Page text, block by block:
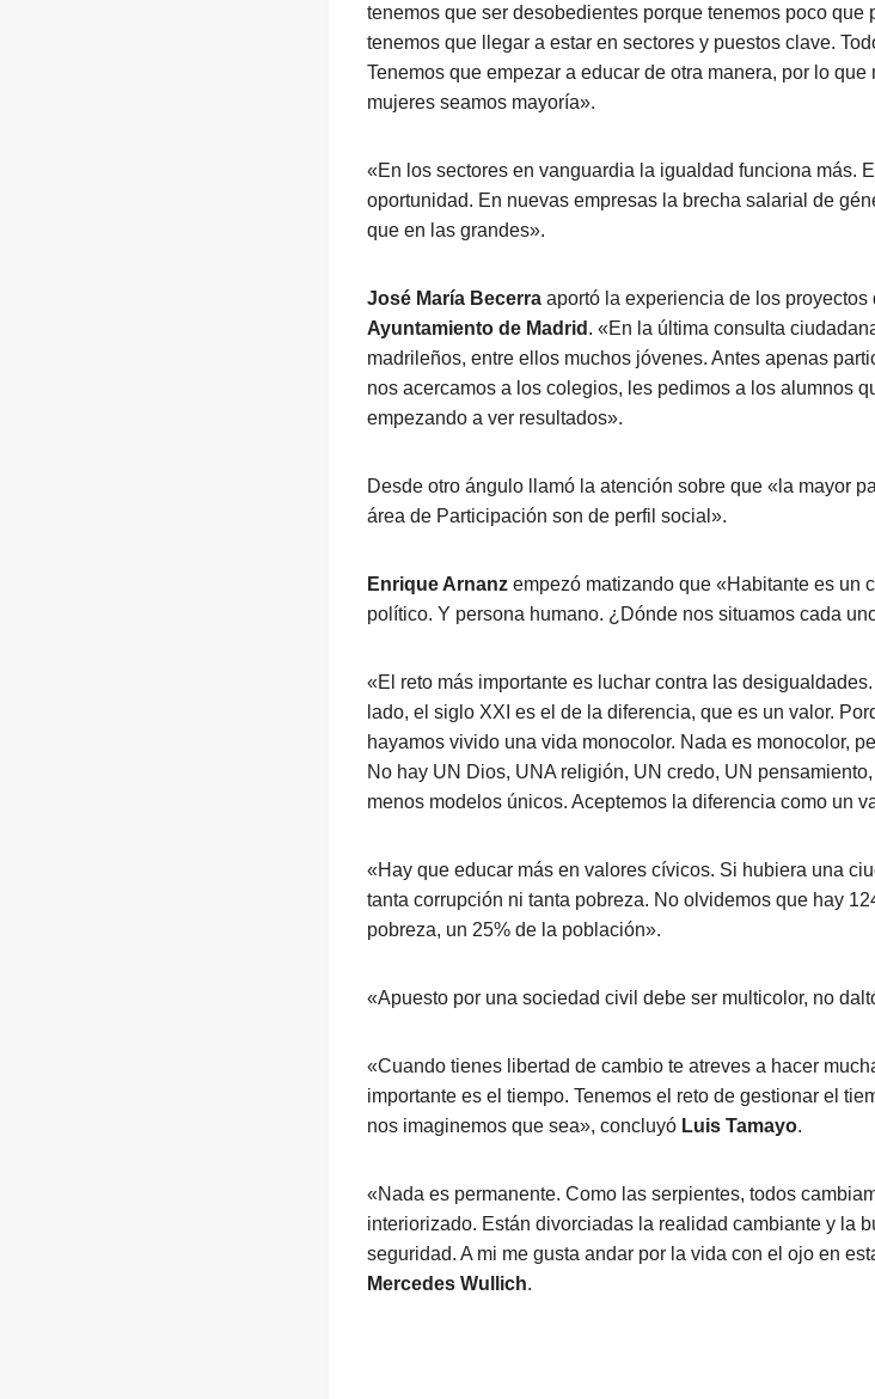
tenemos que ser desobedientes porque tenemos poco que
tenemos que llegar a estar en sectores y puestos clave.
Tenemos que empezar a educar de otra manera, por lo
mujeres seamos mayoría».
«En los sectores en vanguardia la igualdad funciona más.
oportunidad. En nuevas empresas la brecha salarial de
que en las grandes».
José María Becerra aportó la experiencia de los
Ayuntamiento de Madrid . «En la última consulta
madrileños, entre ellos muchos jóvenes. Antes apenas
nos acercamos a los colegios, les pedimos a los alumnos
empezando a ver resultados».
Desde otro ángulo llamó la atención sobre que «la mayor
área de Participación son de perfil social».
Enrique Arnanz empezó matizando que «Habitante es un
político. Y persona humano. ¿Dónde nos situamos cada
«El reto más importante es luchar contra las
lado, el siglo XXI es el de la diferencia, que es un valor.
hayamos vivido una vida monocolor. Nada es monocolor,
No hay UN Dios, UNA religión, UN credo, UN
menos modelos únicos. Aceptemos la diferencia como un
«Hay que educar más en valores cívicos. Si hubiera una
tanta corrupción ni tanta pobreza. No olvidemos que hay
pobreza, un 25% de la población».
«Apuesto por una sociedad civil debe ser multicolor, no
«Cuando tienes libertad de cambio te atreves a hacer
importante es el tiempo. Tenemos el reto de gestionar el
nos imaginemos que sea», concluyó Luis Tamayo.
«Nada es permanente. Como las serpientes, todos
interiorizado. Están divorciadas la realidad cambiante y la
seguridad. A mi me gusta andar por la vida con el ojo en
Mercedes Wullich.